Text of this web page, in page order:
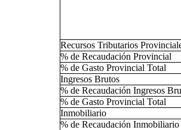
Recursos Tributarios
% de Recaudación Provincial
% de Gasto Provincial Total
Ingresos Brutos
% de Recaudación Ingresos
% de Gasto Provincial Total
Inmobiliario
% de Recaudación Inmobiliario